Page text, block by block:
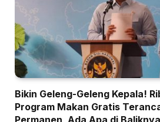
Bikin Geleng-Geleng Kepala!
Program Makan Gratis